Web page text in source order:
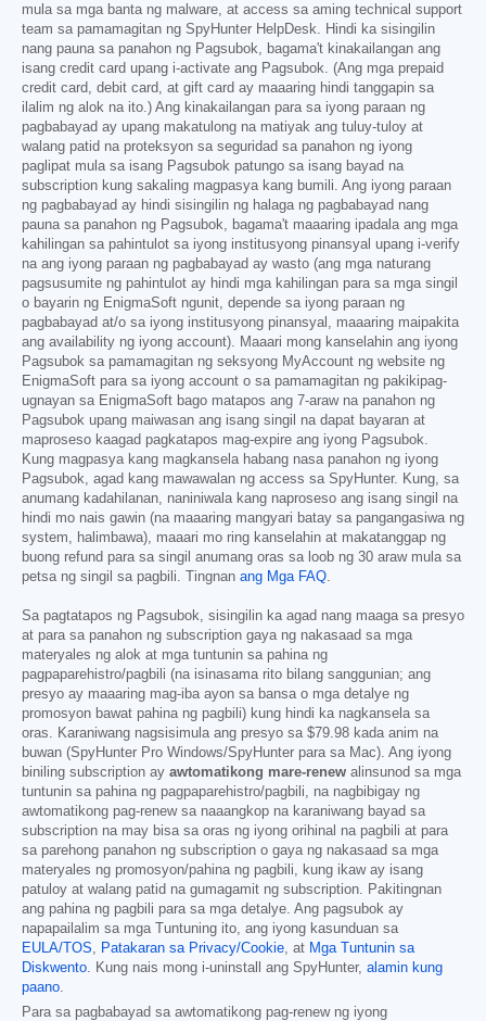
mula sa mga banta ng malware, at access sa aming technical support
team sa pamamagitan ng SpyHunter HelpDesk. Hindi ka sisingilin
nang pauna sa panahon ng Pagsubok, bagama't kinakailangan ang
isang credit card upang i-activate ang Pagsubok. (Ang mga prepaid
credit card, debit card, at gift card ay maaaring hindi tanggapin sa
ilalim ng alok na ito.) Ang kinakailangan para sa iyong paraan ng
pagbabayad ay upang makatulong na matiyak ang tuluy-tuloy at
walang patid na proteksyon sa seguridad sa panahon ng iyong
paglipat mula sa isang Pagsubok patungo sa isang bayad na
subscription kung sakaling magpasya kang bumili. Ang iyong paraan
ng pagbabayad ay hindi sisingilin ng halaga ng pagbabayad nang
pauna sa panahon ng Pagsubok, bagama't maaaring ipadala ang mga
kahilingan sa pahintulot sa iyong institusyong pinansyal upang i-verify
na ang iyong paraan ng pagbabayad ay wasto (ang mga naturang
pagsusumite ng pahintulot ay hindi mga kahilingan para sa mga singil
o bayarin ng EnigmaSoft ngunit, depende sa iyong paraan ng
pagbabayad at/o sa iyong institusyong pinansyal, maaaring maipakita
ang availability ng iyong account). Maaari mong kanselahin ang iyong
Pagsubok sa pamamagitan ng seksyong MyAccount ng website ng
EnigmaSoft para sa iyong account o sa pamamagitan ng pakikipag-
ugnayan sa EnigmaSoft bago matapos ang 7-araw na panahon ng
Pagsubok upang maiwasan ang isang singil na dapat bayaran at
maproseso kaagad pagkatapos mag-expire ang iyong Pagsubok.
Kung magpasya kang magkansela habang nasa panahon ng iyong
Pagsubok, agad kang mawawalan ng access sa SpyHunter. Kung, sa
anumang kadahilanan, naniniwala kang naproseso ang isang singil na
hindi mo nais gawin (na maaaring mangyari batay sa pangangasiwa ng
system, halimbawa), maaari mo ring kanselahin at makatanggap ng
buong refund para sa singil anumang oras sa loob ng 30 araw mula sa
petsa ng singil sa pagbili. Tingnan ang Mga FAQ
Sa pagtatapos ng Pagsubok, sisingilin ka agad nang maaga sa presyo
at para sa panahon ng subscription gaya ng nakasaad sa mga
materyales ng alok at mga tuntunin sa pahina ng
pagpaparehistro/pagbili (na isinasama rito bilang sanggunian; ang
presyo ay maaaring mag-iba ayon sa bansa o mga detalye ng
promosyon bawat pahina ng pagbili) kung hindi ka nagkansela sa
oras. Karaniwang nagsisimula ang presyo sa $79.98 kada anim na
buwan (SpyHunter Pro Windows/SpyHunter para sa Mac). Ang iyong
biniling subscription ay awtomatikong mare-renew alinsunod sa mga
tuntunin sa pahina ng pagpaparehistro/pagbili, na nagbibigay ng
awtomatikong pag-renew sa naaangkop na karaniwang bayad sa
subscription na may bisa sa oras ng iyong orihinal na pagbili at para
sa parehong panahon ng subscription o gaya ng nakasaad sa mga
materyales ng promosyon/pahina ng pagbili, kung ikaw ay isang
patuloy at walang patid na gumagamit ng subscription. Pakitingnan
ang pahina ng pagbili para sa mga detalye. Ang pagsubok ay
napapailalim sa mga Tuntuning ito, ang iyong kasunduan sa
EULA/TOS
Patakaran sa Privacy/Cookie , at Mga Tuntunin sa
Diskwento . Kung nais mong i-uninstall ang SpyHunter, alamin kung
paano
Para sa pagbabayad sa awtomatikong pag-renew ng iyong